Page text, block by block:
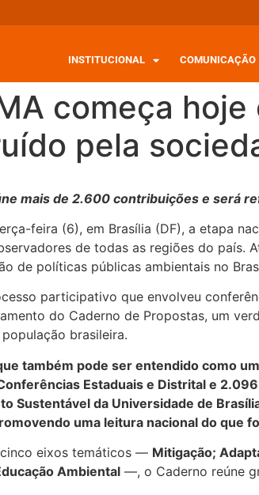
INSTITUCIONAL COMUNICAÇÃO
começa
pela
mais de 2.600 contribuições e será
feira (6), em Brasília (DF), a etapa
de todas as regiões do país.
de políticas públicas ambientais no
participativo que envolveu
do Caderno de Propostas, um
brasileira.
também pode ser entendido como
Estaduais e Distrital e
Sustentável da Universidade de
uma leitura nacional do que
eixos temáticos — Mitigação;
Ambiental —, o Caderno reúne